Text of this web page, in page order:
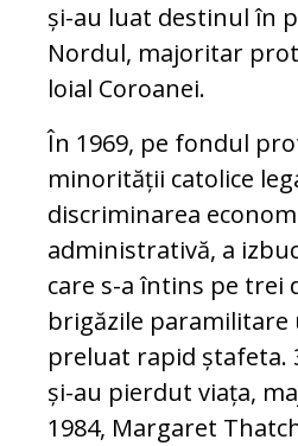
și-au luat destinul în
Nordul, majoritar
loial Coroanei.
În 1969, pe fondul
minorității catolice
discriminarea
administrativă, a
care s-a întins pe trei
brigăzile paramilitare
preluat rapid ștafeta.
și-au pierdut viața,
1984, Margaret